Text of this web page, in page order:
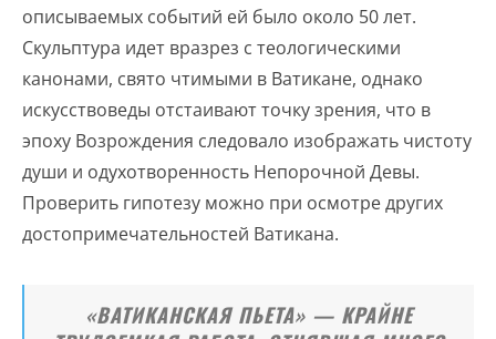
описываемых событий ей было около 50 лет.
Скульптура идет вразрез с теологическими
канонами, свято чтимыми в Ватикане, однако
искусствоведы отстаивают точку зрения, что в
эпоху Возрождения следовало изображать чистоту
души и одухотворенность Непорочной Девы.
Проверить гипотезу можно при осмотре других
достопримечательностей Ватикана.
«ВАТИКАНСКАЯ ПЬЕТА» — КРАЙНЕ